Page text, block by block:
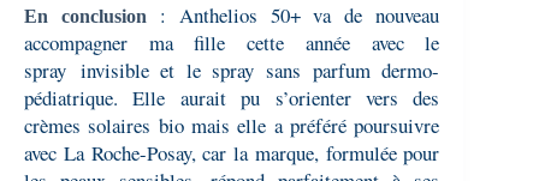
En conclusion: Anthelios 50+ va de nouveau
accompagner ma fille cette année avec le
spray invisible et le spray sans parfum dermo-
pédiatrique. Elle aurait pu s’orienter vers des
crèmes solaires bio mais elle a préféré poursuivre
avec La Roche-Posay, car la marque, formulée pour